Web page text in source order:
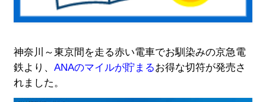
神奈川～東京間を走る赤い電車でお馴染みの京急電
鉄より、 ANAのマイルが貯まるお得な切符が発売さ
れました。